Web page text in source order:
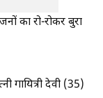
का रो-रोकर बुरा
गायित्री देवी (35)